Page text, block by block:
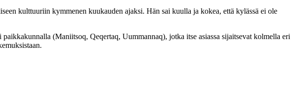
kulttuuriin kymmenen kuukauden ajaksi. Hän sai kuulla ja kokea, että kylässä ei ole
(Maniitsoq, Qeqertaq, Uummannaq), jotka itse asiassa sijaitsevat kolmella eri